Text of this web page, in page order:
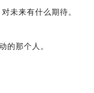
未来有什么期待。
的那个人。